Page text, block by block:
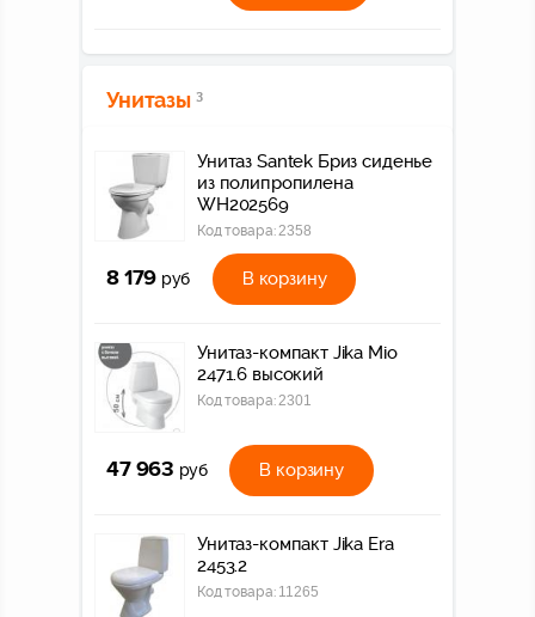
Унитазы 3
Унитаз Santek Бриз сиденье
из полипропилена
WH202569
Код товара:2358
8 179 руб В корзину
Унитаз-компакт Jika Mio
2471.6 высокий
Код товара:2301
47 963 руб В корзину
Унитаз-компакт Jika Era
2453.2
Код товара: 11265